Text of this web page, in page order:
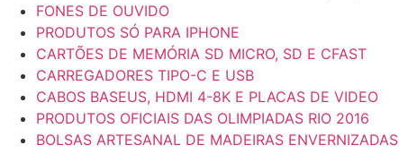
FONES DE OUVIDO
PRODUTOS SÓ PARA IPHONE
CARTÕES DE MEMÓRIA SD MICRO, SD E CFAST
CARREGADORES TIPO-C E USB
CABOS BASEUS, HDMI 4-8K E PLACAS DE VIDEO
PRODUTOS OFICIAIS DAS OLIMPIADAS RIO 2016
BOLSAS ARTESANAL DE MADEIRAS ENVERNIZADAS